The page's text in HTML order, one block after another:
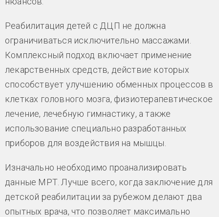
Реабилитация детей с ДЦП не должна
ограничиваться исключительно массажами.
Комплексный подход включает применение
лекарственных средств, действие которых
способствует улучшению обменных процессов в
клетках головного мозга, физиотерапевтическое
лечение, лечебную гимнастику, а также
использование специально разработанных
приборов для воздействия на мышцы.
Изначально необходимо проанализировать
данные МРТ. Лучше всего, когда заключение для
детской реабилитации за рубежом делают два
опытных врача, что позволяет максимально